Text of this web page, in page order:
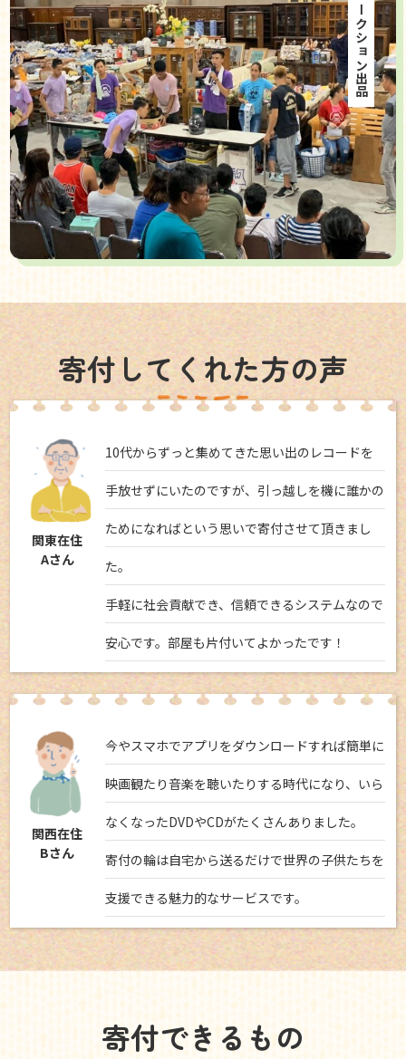
海外オークション出品
寄付してくれた方の声
関東在住
Aさん
10代からずっと集めてきた思い出のレコードを
手放せずにいたのですが、引っ越しを機に誰かの
ためになればという思いで寄付させて頂きまし
た。
手軽に社会貢献でき、信頼できるシステムなので
安心です。部屋も片付いてよかったです！
関西在住
Bさん
今やスマホでアプリをダウンロードすれば簡単に
映画観たり音楽を聴いたりする時代になり、いら
なくなったDVDやCDがたくさんありました。
寄付の輪は自宅から送るだけで世界の子供たちを
支援できる魅力的なサービスです。
寄付できるもの